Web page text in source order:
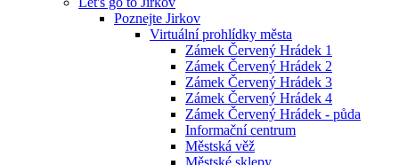
Poznejte Jirkov
Virtuální prohlídky města
Zámek Červený Hrádek 1
Zámek Červený Hrádek 2
Zámek Červený Hrádek 3
Zámek Červený Hrádek 4
Zámek Červený Hrádek - půda
Informační centrum
Městská věž
Městské sklepy